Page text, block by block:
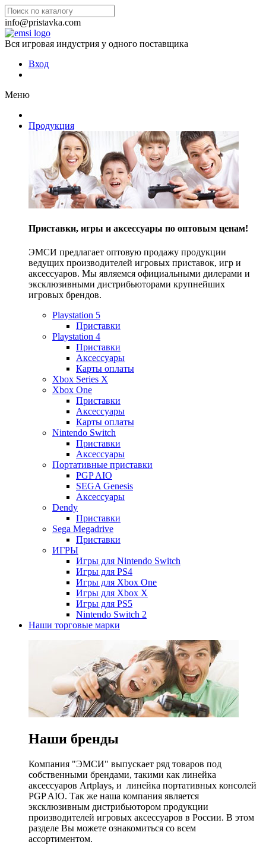
info@pristavka.com
Вся игровая индустрия у одного поставщика
Вход
Меню
Продукция
Приставки, игры и аксессуары по оптовым ценам!
ЭМСИ предлагает оптовую продажу продукции
ведущих производителей игровых приставок, игр и
аксессуаров. Мы являемся официальными дилерами и
эксклюзивными дистрибьюторами крупнейших
игровых брендов.
Playstation 5
Приставки
Playstation 4
Приставки
Аксессуары
Карты оплаты
Xbox Series X
Xbox One
Приставки
Аксессуары
Карты оплаты
Nintendo Switch
Приставки
Аксессуары
Портативные приставки
PGP AIO
SEGA Genesis
Аксессуары
Dendy
Приставки
Sega Megadrive
Приставки
ИГРЫ
Игры для Nintendo Switch
Игры для PS4
Игры для Xbox One
Игры для Xbox X
Игры для PS5
Nintendo Switch 2
Наши торговые марки
Наши бренды
Компания "ЭМСИ" выпускает ряд товаров под
собственными брендами, такими как линейка
аксессуаров Artplays, и линейка портативных консолей
PGP AIO. Так же наша компания является
эксклюзивным дистрибьютором продукции
производителей игровых аксессуаров в России. В этом
разделе Вы можете ознакомиться со всем
ассортиментом.